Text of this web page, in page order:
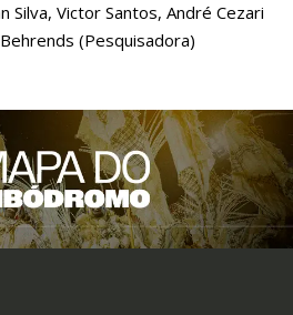
Silva, Victor Santos, André Cezari
(Pesquisadora)